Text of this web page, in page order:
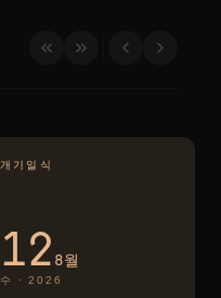
개기일식
12 8월
수 ·2026